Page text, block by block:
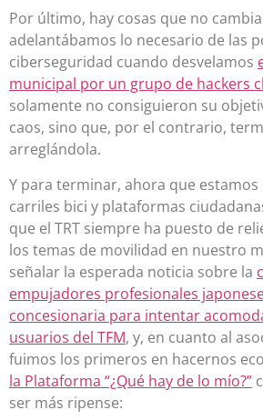
Por último, hay cosas que no
adelantábamos lo necesario de las
ciberseguridad cuando desvelamos
municipal por un grupo de hackers
solamente no consiguieron su
caos, sino que, por el contrario,
arreglándola.
Y para terminar, ahora que estamos
carriles bici y plataformas
que el TRT siempre ha puesto de
los temas de movilidad en nuestro
señalar la esperada noticia sobre la
empujadores profesionales
concesionaria para intentar
usuarios del TFM, y, en cuanto al
fuimos los primeros en hacernos
la Plataforma “¿Qué hay de lo mío?”
ser más ripense: